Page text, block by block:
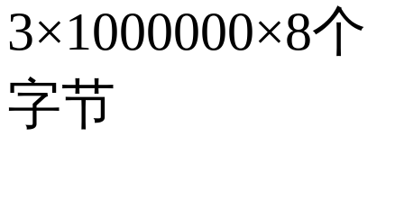
3×1000000×8个
字节